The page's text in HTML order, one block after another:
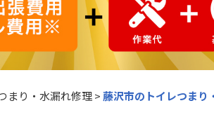
まり・水漏れ修理>藤沢市のトイレつまり